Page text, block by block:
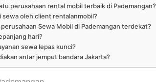
perusahaan rental mobil terbaik di Pademangan?
sewa oleh client rentalanmobil?
Sewa Mobil di Pademangan terdekat?
hari?
sewa lepas kunci?
antar jemput bandara Jakarta?